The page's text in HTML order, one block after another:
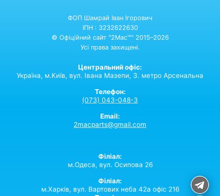
ФОП Шамрай Іван Ігорович
ІПН : 3232622630
© Офіційний сайт "2Mac™" 2015–2026
Усі права захищені.
Центральний офіс:
Україна, м.Київ, вул. Івана Мазепи, 3. метро Арсенальна
Телефон:
(073) 043-048-3
Email:
2macparts@gmail.com
Філіал:
м.Одеса, вул. Осипова 26
Філіал:
м.Харків, вул. Вартових неба 42а офіс 216